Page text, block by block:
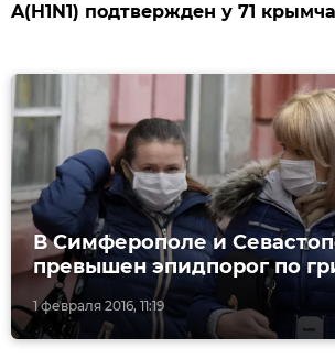
A(H1N1) подтвержден у 71
1 февраля 2016, 11:19
В Симферополе и
превышен эпидпорог по